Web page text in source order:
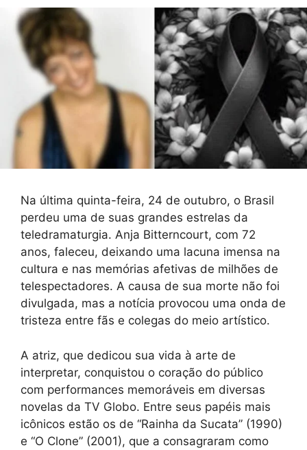
Na última quinta-feira, 24 de outubro, o Brasil
perdeu uma de suas grandes estrelas da
teledramaturgia. Anja Bitterncourt, com 72
anos, faleceu, deixando uma lacuna imensa na
cultura e nas memórias afetivas de milhões de
telespectadores. A causa de sua morte não foi
divulgada, mas a notícia provocou uma onda de
tristeza entre fãs e colegas do meio artístico.
A atriz, que dedicou sua vida à arte de
interpretar, conquistou o coração do público
com performances memoráveis em diversas
novelas da TV Globo. Entre seus papéis mais
icônicos estão os de “Rainha da Sucata” (1990)
e “O Clone” (2001), que a consagraram como